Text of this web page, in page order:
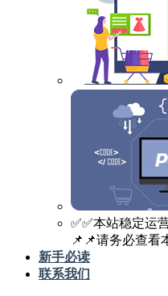
✅️✅️本站稳定运
📌📌请务必查看
新手必读
联系我们